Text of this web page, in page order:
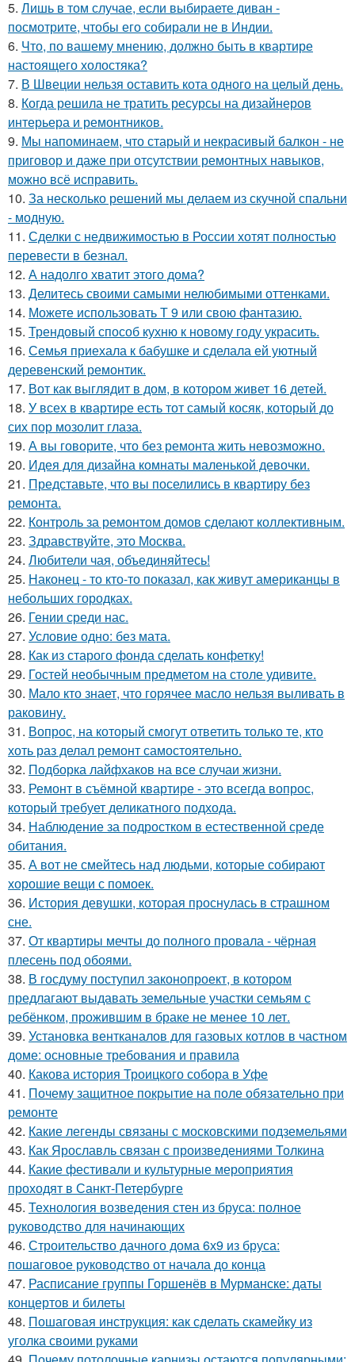
5. Лишь в том случае, если выбираете диван -
посмотрите, чтобы его собирали не в Индии.
6. Что, по вашему мнению, должно быть в квартире
настоящего холостяка?
7. В Швеции нельзя оставить кота одного на целый день.
8. Когда решила не тратить ресурсы на дизайнеров
интерьера и ремонтников.
9. Мы напоминаем, что старый и некрасивый балкон - не
приговор и даже при отсутствии ремонтных навыков,
можно всё исправить.
10. За несколько решений мы делаем из скучной спальни
- модную.
11. Сделки с недвижимостью в России хотят полностью
перевести в безнал.
12. А надолго хватит этого дома?
13. Делитесь своими самыми нелюбимыми оттенками.
14. Можете использовать Т 9 или свою фантазию.
15. Трендовый способ кухню к новому году украсить.
16. Семья приехала к бабушке и сделала ей уютный
деревенский ремонтик.
17. Вот как выглядит в дом, в котором живет 16 детей.
18. У всех в квартире есть тот самый косяк, который до
сих пор мозолит глаза.
19. А вы говорите, что без ремонта жить невозможно.
20. Идея для дизайна комнаты маленькой девочки.
21. Представьте, что вы поселились в квартиру без
ремонта.
22. Контроль за ремонтом домов сделают коллективным.
23. Здравствуйте, это Москва.
24. Любители чая, объединяйтесь!
25. Наконец - то кто-то показал, как живут американцы в
небольших городках.
26. Гении среди нас.
27. Условие одно: без мата.
28. Как из старого фонда сделать конфетку!
29. Гостей необычным предметом на столе удивите.
30. Мало кто знает, что горячее масло нельзя выливать в
раковину.
31. Вопрос, на который смогут ответить только те, кто
хоть раз делал ремонт самостоятельно.
32. Подборка лайфхаков на все случаи жизни.
33. Ремонт в съёмной квартире - это всегда вопрос,
который требует деликатного подхода.
34. Наблюдение за подростком в естественной среде
обитания.
35. А вот не смейтесь над людьми, которые собирают
хорошие вещи с помоек.
36. История девушки, которая проснулась в страшном
сне.
37. От квартиры мечты до полного провала - чёрная
плесень под обоями.
38. В госдуму поступил законопроект, в котором
предлагают выдавать земельные участки семьям с
ребёнком, прожившим в браке не менее 10 лет.
39. Установка вентканалов для газовых котлов в частном
доме: основные требования и правила
40. Какова история Троицкого собора в Уфе
41. Почему защитное покрытие на поле обязательно при
ремонте
42. Какие легенды связаны с московскими подземельями
43. Как Ярославль связан с произведениями Толкина
44. Какие фестивали и культурные мероприятия
проходят в Санкт-Петербурге
45. Технология возведения стен из бруса: полное
руководство для начинающих
46. Строительство дачного дома 6х9 из бруса:
пошаговое руководство от начала до конца
47. Расписание группы Горшенёв в Мурманске: даты
концертов и билеты
48. Пошаговая инструкция: как сделать скамейку из
уголка своими руками